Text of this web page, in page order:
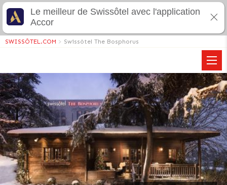
SWISSÔTEL.COM > Swissôtel The Bosphorus
Le meilleur de Swissôtel avec l'application
Accor